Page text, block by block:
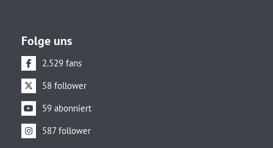
Folge uns
2.529 fans
58 follower
59 abonniert
587 follower